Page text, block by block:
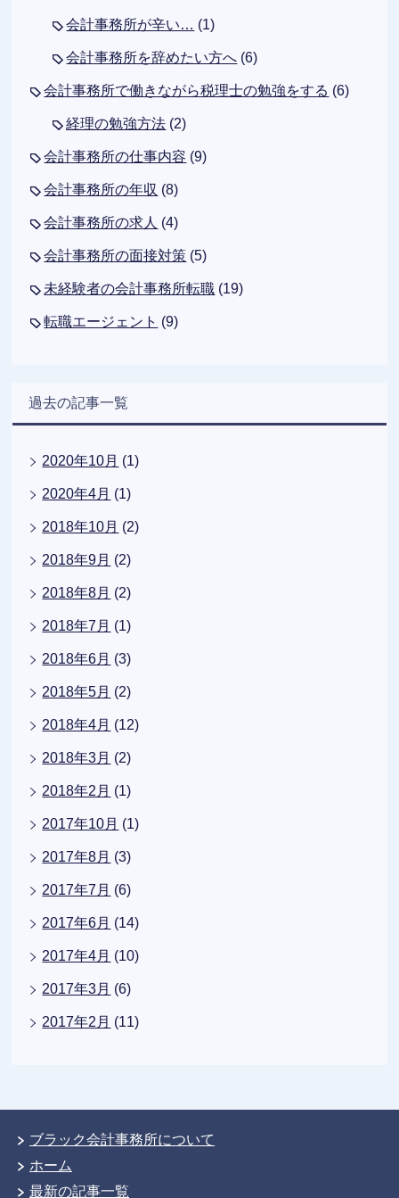
会計事務所が辛い… (1)
会計事務所を辞めたい方へ (6)
会計事務所で働きながら税理士の勉強をする (6)
経理の勉強方法 (2)
会計事務所の仕事内容 (9)
会計事務所の年収 (8)
会計事務所の求人 (4)
会計事務所の面接対策 (5)
未経験者の会計事務所転職 (19)
転職エージェント (9)
過去の記事一覧
2020年10月 (1)
2020年4月 (1)
2018年10月 (2)
2018年9月 (2)
2018年8月 (2)
2018年7月 (1)
2018年6月 (3)
2018年5月 (2)
2018年4月 (12)
2018年3月 (2)
2018年2月 (1)
2017年10月 (1)
2017年8月 (3)
2017年7月 (6)
2017年6月 (14)
2017年4月 (10)
2017年3月 (6)
2017年2月 (11)
ブラック会計事務所について
ホーム
最新の記事一覧